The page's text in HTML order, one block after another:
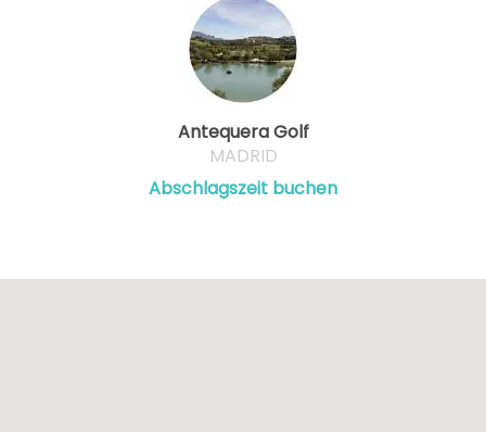
Antequera Golf
MADRID
Abschlagszeit buchen